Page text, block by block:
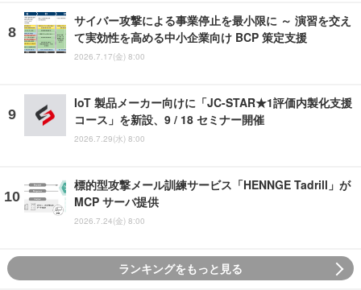
サイバー攻撃による事業停止を最小限に ～ 演習を交え
て実効性を高める中小企業向け BCP 策定支援
2026.7.17(金) 8:00
IoT 製品メーカー向けに「JC-STAR★1評価内製化支援
コース」を新設、9 / 18 セミナー開催
2026.7.29(水) 8:00
標的型攻撃メール訓練サービス「HENNGE Tadrill」が
MCP サーバ提供
2026.7.24(金) 8:00
ランキングをもっと見る